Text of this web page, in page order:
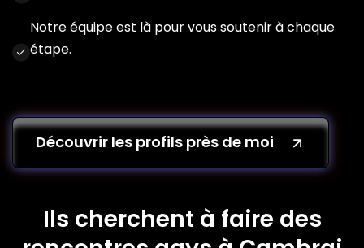
Notre équipe est là pour vous soutenir à chaque
étape.
Découvrir les profils près de moi
Ils cherchent à faire des